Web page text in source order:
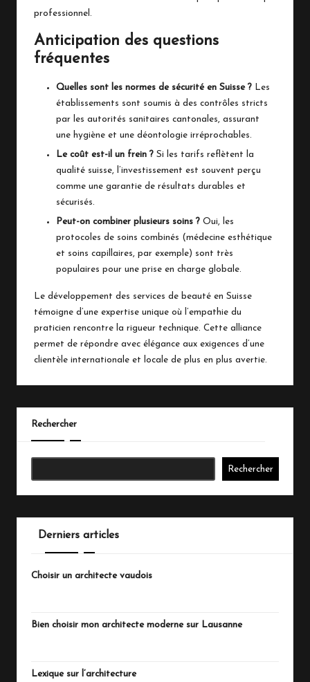
professionnel.
Anticipation des questions
fréquentes
Quelles sont les normes de sécurité en Suisse ? Les
établissements sont soumis à des contrôles stricts
par les autorités sanitaires cantonales, assurant
une hygiène et une déontologie irréprochables.
Le coût est-il un frein ? Si les tarifs reflètent la
qualité suisse, l’investissement est souvent perçu
comme une garantie de résultats durables et
sécurisés.
Peut-on combiner plusieurs soins ? Oui, les
protocoles de soins combinés (médecine esthétique
et soins capillaires, par exemple) sont très
populaires pour une prise en charge globale.
Le développement des services de beauté en Suisse
témoigne d’une expertise unique où l’empathie du
praticien rencontre la rigueur technique. Cette alliance
permet de répondre avec élégance aux exigences d’une
clientèle internationale et locale de plus en plus avertie.
Rechercher
Rechercher
Derniers articles
Choisir un architecte vaudois
Bien choisir mon architecte moderne sur Lausanne
Lexique sur l’architecture